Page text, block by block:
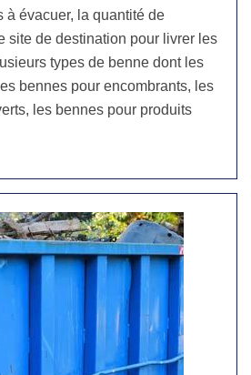
à évacuer, la quantité de
site de destination pour livrer les
types de benne dont les
bennes pour encombrants, les
les bennes pour produits